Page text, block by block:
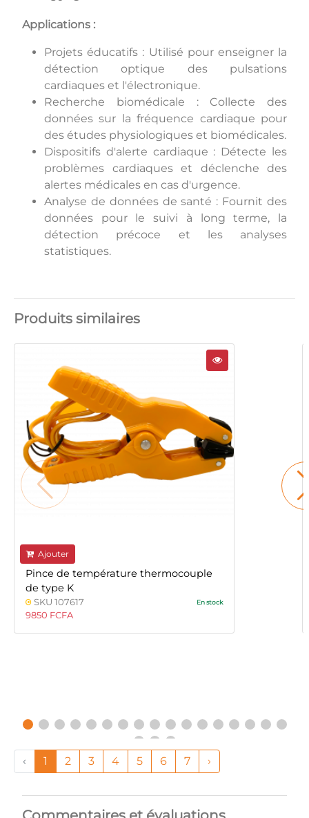
Applications :
Projets éducatifs : Utilisé pour enseigner la
détection optique des pulsations
cardiaques et l'électronique.
Recherche biomédicale : Collecte des
données sur la fréquence cardiaque pour
des études physiologiques et biomédicales.
Dispositifs d'alerte cardiaque : Détecte les
problèmes cardiaques et déclenche des
alertes médicales en cas d'urgence.
Analyse de données de santé : Fournit des
données pour le suivi à long terme, la
détection précoce et les analyses
statistiques.
Produits similaires
Ajouter
Pince de température thermocouple
de type K
SKU 107617 En stock
9850 FCFA
‹ 1 2 3 4 5 6 7 ›